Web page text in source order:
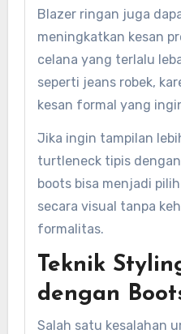
Blazer ringan juga
meningkatkan kesan
celana yang terlalu
seperti jeans robek,
kesan formal yang
Jika ingin tampilan
turtleneck tipis
boots bisa menjadi
secara visual tanpa
formalitas.
Teknik
dengan
Salah satu kesalahan